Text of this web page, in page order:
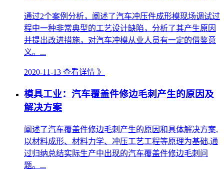
通过2个案例分析，阐述了汽车冲压件成形模现场调试过
程中一种非常典型的工艺设计缺陷，分析了其产生原因
并提出改进措施，对汽车冲模从业人员有一定的借鉴意
义。...
2020-11-13 查看详情 》
模具工业：汽车覆盖件修边毛刺产生的原因及
解决方案
阐述了汽车覆盖件修边毛刺产生的原因和具体解决方案,
以材料成形、材料力学、冲压工艺工程等原理为基础,通
过归纳总结实际生产中出现的汽车覆盖件修边毛刺问
题。...